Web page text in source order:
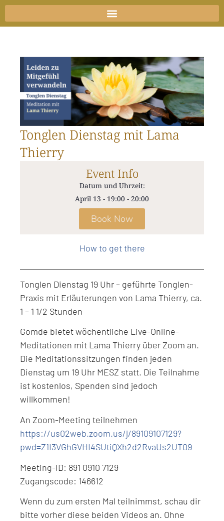
Zum
Inhalt
Tonglen Dienstag mit Lama
Thierry
Event Info
Datum und Uhrzeit:
April 13 - 19:00 - 20:00
Book Now
How to get there
Tonglen Dienstag 19 Uhr – geführte Tonglen-
Praxis mit Erläuterungen von Lama Thierry, ca.
1 – 1 1/2 Stunden
Gomde bietet wöchentliche Live-Online-
Meditationen mit Lama Thierry über Zoom an.
Die Meditationssitzungen finden jeden
Dienstag um 19 Uhr MESZ statt. Die Teilnahme
ist kostenlos, Spenden sind jedoch
willkommen!
An Zoom-Meeting teilnehmen
https://us02web.zoom.us/j/89109107129?
pwd=Z1I3VGhGVHI4SUtiQXh2d2RvaUs2UT09
Meeting-ID: 891 0910 7129
Zugangscode: 146612
Wenn du zum ersten Mal teilnimmst, schau dir
bitte vorher diese beiden Videos an. Ohne